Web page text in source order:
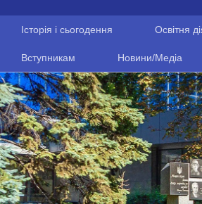
Історія і сьогодення Освітня
Вступникам Новини/Медіа